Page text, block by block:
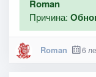
Roman
Причина:
Roman 6